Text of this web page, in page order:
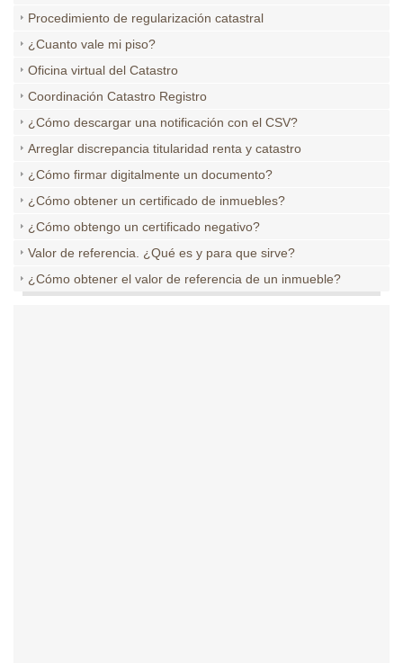
Procedimiento de regularización catastral
¿Cuanto vale mi piso?
Oficina virtual del Catastro
Coordinación Catastro Registro
¿Cómo descargar una notificación con el CSV?
Arreglar discrepancia titularidad renta y catastro
¿Cómo firmar digitalmente un documento?
¿Cómo obtener un certificado de inmuebles?
¿Cómo obtengo un certificado negativo?
Valor de referencia. ¿Qué es y para que sirve?
¿Cómo obtener el valor de referencia de un inmueble?